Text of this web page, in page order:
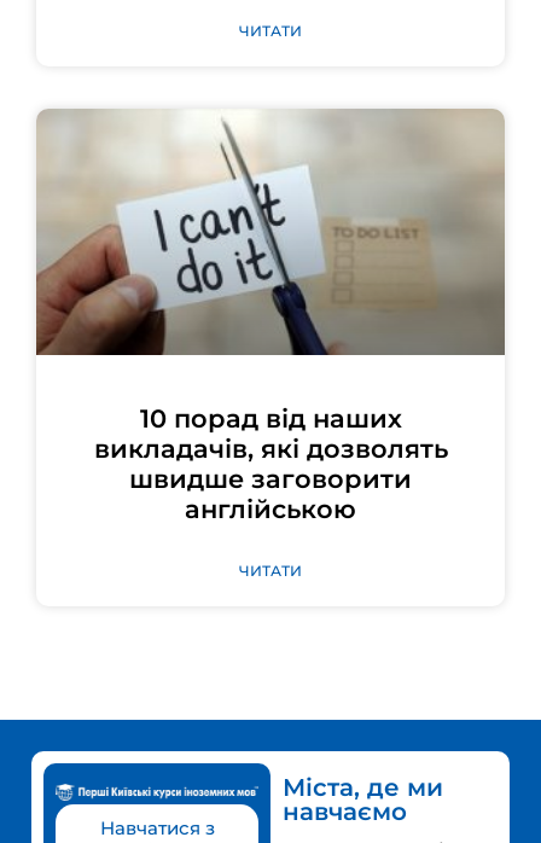
ЧИТАТИ
10 порад від наших
викладачів, які дозволять
швидше заговорити
англійською
ЧИТАТИ
Навчатися з
Міста, де ми
навчаємо